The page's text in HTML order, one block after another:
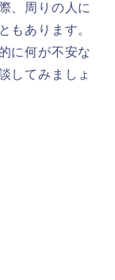
、周りの人に
もあります。
に何が不安な
してみましょ